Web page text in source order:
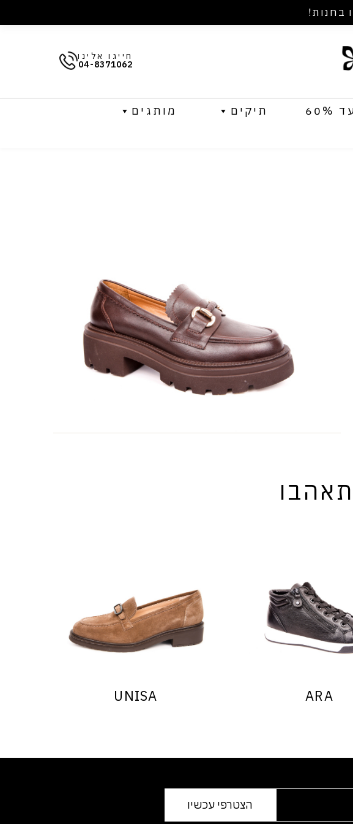
חייגו אלינו
04-8371062
תיקים
מותגים
ARA
UNISA